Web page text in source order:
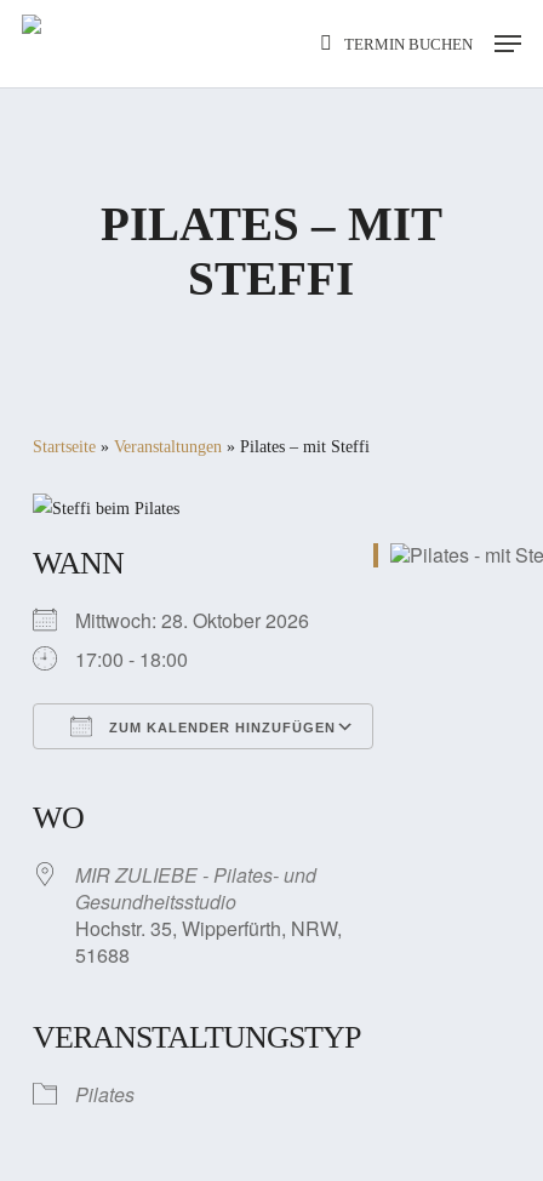
Skip
TERMIN BUCHEN
Menu
PILATES – MIT
STEFFI
Startseite» Veranstaltungen» Pilates – mit Steffi
WANN
Mittwoch: 28. Oktober 2026
17:00 - 18:00
ZUM KALENDER HINZUFÜGEN
WO
MIR ZULIEBE - Pilates- und
Gesundheitsstudio
Hochstr. 35, Wipperfürth, NRW,
51688
VERANSTALTUNGSTYP
Pilates